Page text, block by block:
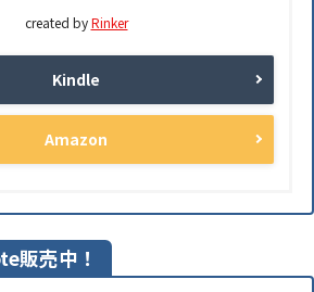
created byRinker
Kindle
Amazon
販売中！